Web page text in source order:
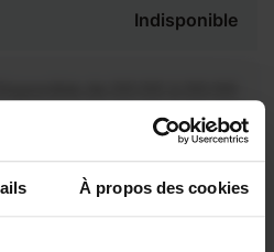
À propos des cookies
Indisponible
de 00:00 à 00:30
connaître les
de Mallaurie ?